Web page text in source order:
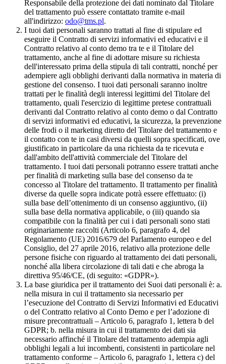
Responsabile della protezione dei dati nominato dal Titolare
del trattamento può essere contattato tramite e-mail
all'indirizzo: odo@tms.pl.
I tuoi dati personali saranno trattati al fine di stipulare ed
eseguire il Contratto di servizi informativi ed educativi e il
Contratto relativo al conto demo tra te e il Titolare del
trattamento, anche al fine di adottare misure su richiesta
dell'interessato prima della stipula di tali contratti, nonché per
adempiere agli obblighi derivanti dalla normativa in materia di
gestione del consenso. I tuoi dati personali saranno inoltre
trattati per le finalità degli interessi legittimi del Titolare del
trattamento, quali l'esercizio di legittime pretese contrattuali
derivanti dal Contratto relativo al conto demo o dal Contratto
di servizi informativi ed educativi, la sicurezza, la prevenzione
delle frodi o il marketing diretto del Titolare del trattamento e
il contatto con te in casi diversi da quelli sopra specificati, ove
giustificato in particolare da una richiesta da te ricevuta e
dall'ambito dell'attività commerciale del Titolare del
trattamento. I tuoi dati personali potranno essere trattati anche
per finalità di marketing sulla base del consenso da te
concesso al Titolare del trattamento. Il trattamento per finalità
diverse da quelle sopra indicate potrà essere effettuato: (i)
sulla base dell’ottenimento di un consenso aggiuntivo, (ii)
sulla base della normativa applicabile, o (iii) quando sia
compatibile con la finalità per cui i dati personali sono stati
originariamente raccolti (Articolo 6, paragrafo 4, del
Regolamento (UE) 2016/679 del Parlamento europeo e del
Consiglio, del 27 aprile 2016, relativo alla protezione delle
persone fisiche con riguardo al trattamento dei dati personali,
nonché alla libera circolazione di tali dati e che abroga la
direttiva 95/46/CE, (di seguito: «GDPR»).
La base giuridica per il trattamento dei Suoi dati personali è: a.
nella misura in cui il trattamento sia necessario per
l’esecuzione del Contratto di Servizi Informativi ed Educativi
o del Contratto relativo al Conto Demo e per l’adozione di
misure precontrattuali – Articolo 6, paragrafo 1, lettera b del
GDPR; b. nella misura in cui il trattamento dei dati sia
necessario affinché il Titolare del trattamento adempia agli
obblighi legali a lui incombenti, consistenti in particolare nel
trattamento conforme – Articolo 6, paragrafo 1, lettera c) del